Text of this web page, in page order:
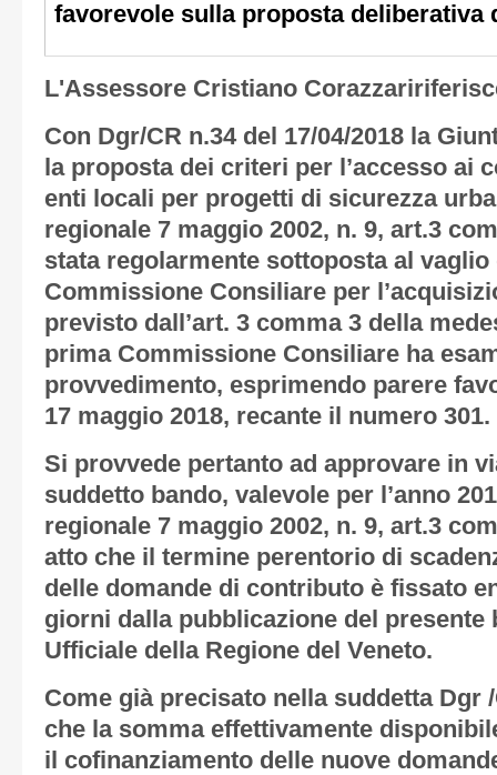
favorevole sulla proposta deliberativa
L'Assessore Cristiano
Con Dgr/CR n.34 del 17/04/2018 la
la proposta dei criteri per l’accesso ai
enti locali per progetti di sicurezza
regionale 7 maggio 2002, n. 9, art.3
stata regolarmente sottoposta al
Commissione Consiliare per
previsto dall’art. 3 comma 3 della
prima Commissione Consiliare ha
provvedimento, esprimendo parere
17 maggio 2018, recante il numero 301.
Si provvede pertanto ad approvare in
suddetto bando, valevole per l’anno
regionale 7 maggio 2002, n. 9, art.3
atto che il termine perentorio di
delle domande di contributo è fissato
giorni dalla pubblicazione del presente
Ufficiale della Regione del Veneto.
Come già precisato nella suddetta Dgr
che la somma effettivamente
il cofinanziamento delle nuove